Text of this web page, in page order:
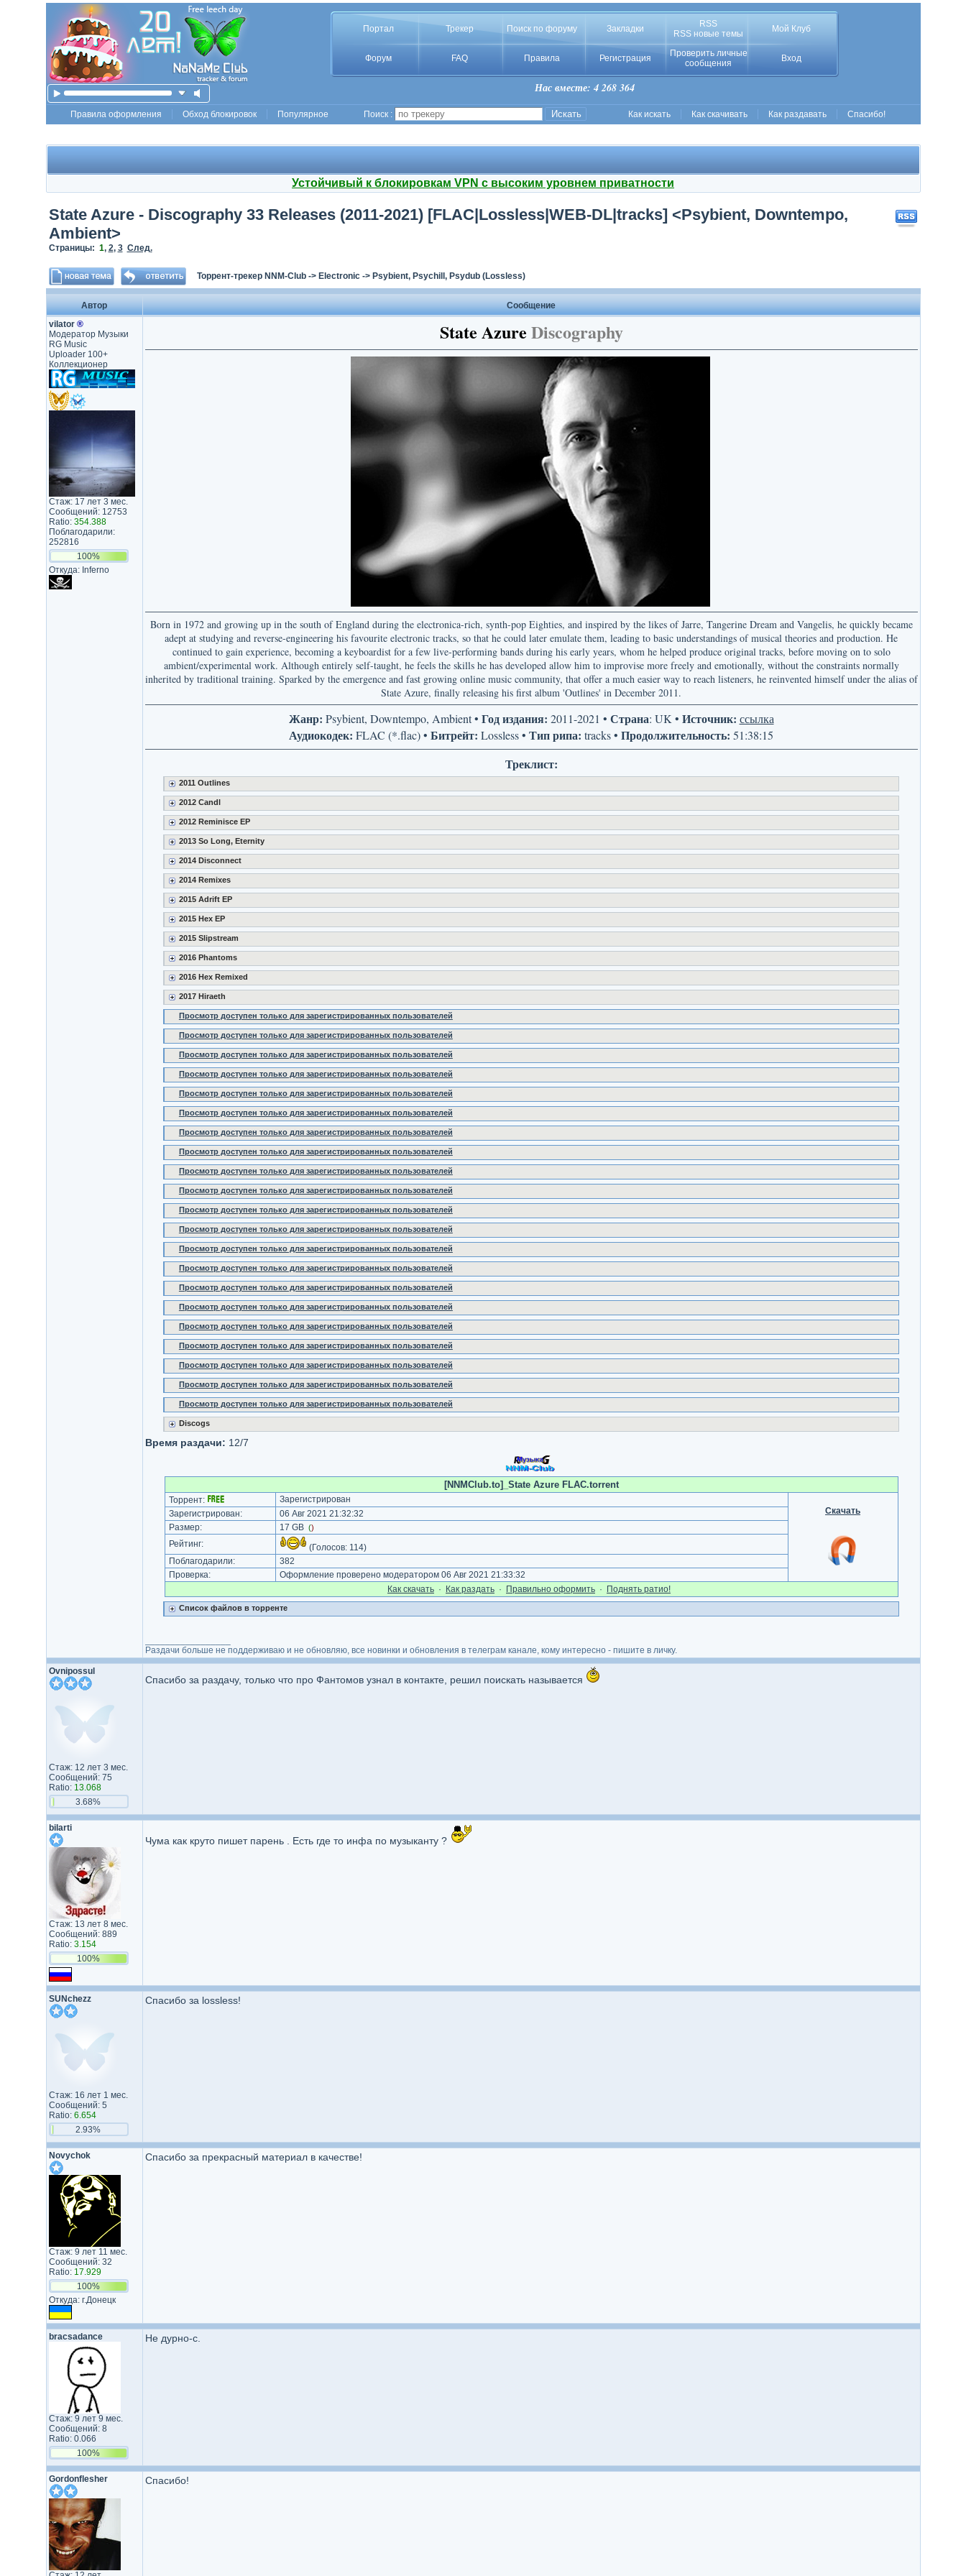
Портал Трекер Поиск по форуму Закладки
RSS
RSS новые темы
Мой Клуб
Форум FAQ Правила Регистрация
Проверить личные
сообщения
Вход
Нас вместе: 4 268 364
Правила оформления Обход блокировок Популярное Поиск : Как искать Как скачивать Как раздавать Спасибо!
Устойчивый к блокировкам VPN с высоким уровнем приватности
State Azure - Discography 33 Releases (2011-2021) [FLAC|Lossless|WEB-DL|tracks] <Psybient, Downtempo,
Ambient>
Страницы: 1, 2, 3 След.
Торрент-трекер NNM-Club-> Electronic-> Psybient, Psychill, Psydub (Lossless)
Автор
Сообщение
vilator ®
Модератор Музыки
RG Music
Uploader 100+
Коллекционер
Стаж: 17 лет 3 мес.
Сообщений: 12753
Ratio: 354.388
Поблагодарили:
252816
100%
Откуда: Inferno
State Azure Discography
Born in 1972 and growing up in the south of England during the electronica-rich, synth-pop Eighties, and inspired by the likes of Jarre, Tangerine Dream and Vangelis, he quickly became
adept at studying and reverse-engineering his favourite electronic tracks, so that he could later emulate them, leading to basic understandings of musical theories and production. He
continued to gain experience, becoming a keyboardist for a few live-performing bands during his early years, whom he helped produce original tracks, before moving on to solo
ambient/experimental work. Although entirely self-taught, he feels the skills he has developed allow him to improvise more freely and emotionally, without the constraints normally
inherited by traditional training. Sparked by the emergence and fast growing online music community, that offer a much easier way to reach listeners, he reinvented himself under the alias of
State Azure, finally releasing his first album 'Outlines' in December 2011.
Жанр: Psybient, Downtempo, Ambient • Год издания: 2011-2021 • Страна: UK • Источник: ссылка
Аудиокодек: FLAC (*.flac) • Битрейт: Lossless • Тип рипа: tracks • Продолжительность: 51:38:15
Треклист:
2011 Outlines
2012 Candl
2012 Reminisce EP
2013 So Long, Eternity
2014 Disconnect
2014 Remixes
2015 Adrift EP
2015 Hex EP
2015 Slipstream
2016 Phantoms
2016 Hex Remixed
2017 Hiraeth
Просмотр доступен только для зарегистрированных пользователей
Просмотр доступен только для зарегистрированных пользователей
Просмотр доступен только для зарегистрированных пользователей
Просмотр доступен только для зарегистрированных пользователей
Просмотр доступен только для зарегистрированных пользователей
Просмотр доступен только для зарегистрированных пользователей
Просмотр доступен только для зарегистрированных пользователей
Просмотр доступен только для зарегистрированных пользователей
Просмотр доступен только для зарегистрированных пользователей
Просмотр доступен только для зарегистрированных пользователей
Просмотр доступен только для зарегистрированных пользователей
Просмотр доступен только для зарегистрированных пользователей
Просмотр доступен только для зарегистрированных пользователей
Просмотр доступен только для зарегистрированных пользователей
Просмотр доступен только для зарегистрированных пользователей
Просмотр доступен только для зарегистрированных пользователей
Просмотр доступен только для зарегистрированных пользователей
Просмотр доступен только для зарегистрированных пользователей
Просмотр доступен только для зарегистрированных пользователей
Просмотр доступен только для зарегистрированных пользователей
Просмотр доступен только для зарегистрированных пользователей
Discogs
Время раздачи: 12/7
[NNMClub.to]_State Azure FLAC.torrent
Торрент:
Зарегистрирован
Скачать
Зарегистрирован:
06 Авг 2021 21:32:32
Размер:
17 GB ()
Рейтинг: (Голосов: 114)
Поблагодарили:
382
Проверка:
Оформление проверено модератором 06 Авг 2021 21:33:32
Как cкачать · Как раздать · Правильно оформить · Поднять ратио!
Список файлов в торренте
Раздачи больше не поддерживаю и не обновляю, все новинки и обновления в телеграм канале, кому интересно - пишите в личку.
Ovnipossul
Стаж: 12 лет 3 мес.
Сообщений: 75
Ratio: 13.068
3.68%
Спасибо за раздачу, только что про Фантомов узнал в контакте, решил поискать называется
bilarti
Стаж: 13 лет 8 мес.
Сообщений: 889
Ratio: 3.154
100%
Чума как круто пишет парень . Есть где то инфа по музыканту ?
SUNchezz
Стаж: 16 лет 1 мес.
Сообщений: 5
Ratio: 6.654
2.93%
Спасибо за lossless!
Novychok
Стаж: 9 лет 11 мес.
Сообщений: 32
Ratio: 17.929
100%
Откуда: г.Донецк
Спасибо за прекрасный материал в качестве!
bracsadance
Стаж: 9 лет 9 мес.
Сообщений: 8
Ratio: 0.066
100%
Не дурно-с.
Gordonflesher Спасибо!